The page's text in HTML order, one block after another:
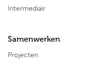
Intermediair
Samenwerken
Projecten